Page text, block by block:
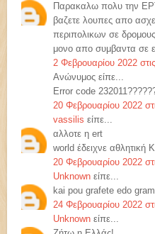
Παρακαλω πολυ την ΕΡΤ
βαζετε λουπες απο
περιπολικων σε
μονο απο συμβαντα σε
2 Φεβρουαρίου 2022
Ανώνυμος είπε...
Error code
20 Φεβρουαρίου 2022
vassilis είπε...
αλλοτε η ert
world έδειχνε αθλητική
20 Φεβρουαρίου 2022
Unknown είπε...
kai pou grafete edo
24 Φεβρουαρίου 2022
Unknown είπε...